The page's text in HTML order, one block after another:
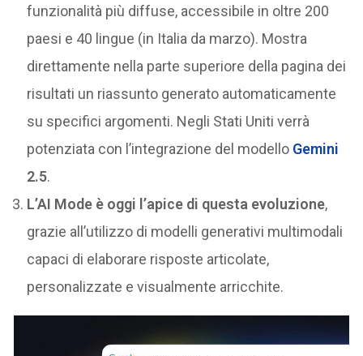
funzionalità più diffuse, accessibile in oltre 200
paesi e 40 lingue (in Italia da marzo). Mostra
direttamente nella parte superiore della pagina dei
risultati un riassunto generato automaticamente
su specifici argomenti. Negli Stati Uniti verrà
potenziata con l’integrazione del modello Gemini
2.5.
L’AI Mode è oggi l’apice di questa evoluzione,
grazie all’utilizzo di modelli generativi multimodali
capaci di elaborare risposte articolate,
personalizzate e visualmente arricchite.